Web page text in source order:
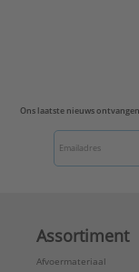
Ons laatste nieuws
Assortiment
Afvoermateriaal